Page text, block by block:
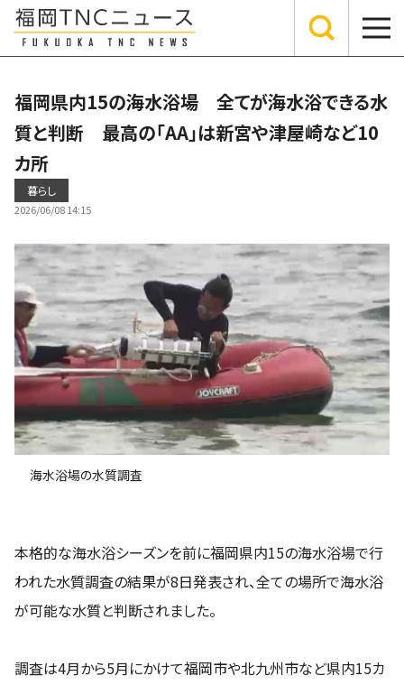
福岡県内15の海水浴場 全てが海水浴できる水
質と判断 最高の「AA」は新宮や津屋崎など10
カ所
暮らし
2026/06/08 14:15
海水浴場の水質調査
本格的な海水浴シーズンを前に福岡県内15の海水浴場で行
われた水質調査の結果が8日発表され、全ての場所で海水浴
が可能な水質と判断されました。
調査は4月から5月にかけて福岡市や北九州市など県内15カ